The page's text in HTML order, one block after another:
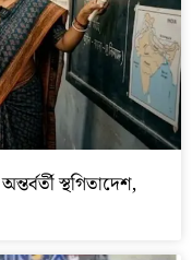
স্থগিতাদেশ,